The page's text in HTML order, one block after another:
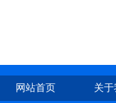
网站首页 关